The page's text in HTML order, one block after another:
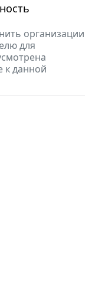
организации
для
к данной